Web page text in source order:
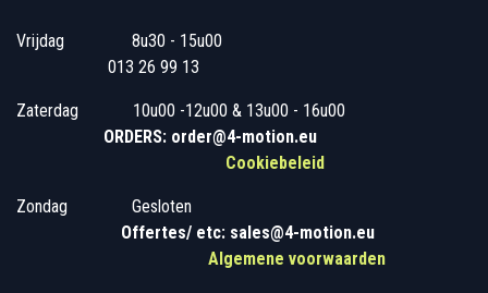
Vrijdag
​8u30 - 15u00
013 26 99 13
Zaterdag
​10u00 -12u00 & 13u00 - 16u00
ORDERS: order@4-motion.eu
Cookiebeleid
Zondag
​​Gesloten
Offertes/ etc: sales@4-motion.eu
Algemene voorwaarden